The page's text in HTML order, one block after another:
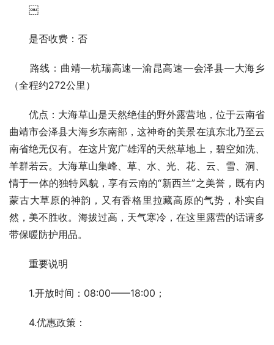
￼
是否收费：否
路线：曲靖—杭瑞高速—渝昆高速—会泽县—大海乡
（全程约272公里）
优点：大海草山是天然绝佳的野外露营地，位于云南省
曲靖市会泽县大海乡东南部，这神奇的美景在滇东北乃至云
南省绝无仅有。在这片宽广雄浑的天然草地上，碧空如洗、
羊群若云。大海草山集峰、草、水、光、花、云、雪、洞、
情于一体的独特风貌，享有云南的“新西兰”之美誉，既有内
蒙古大草原的神韵，又有香格里拉藏高原的气势，朴实自
然，美不胜收。海拔过高，天气寒冷，在这里露营的话请多
带保暖防护用品。
重要说明
1.开放时间：08:00——18:00；
4.优惠政策：